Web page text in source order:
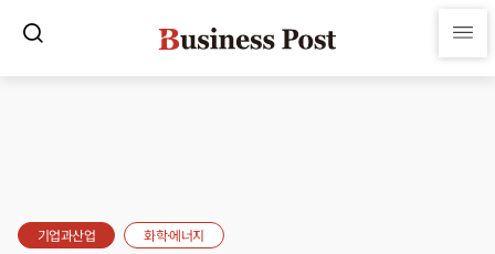
기업과산업 화학·에너지